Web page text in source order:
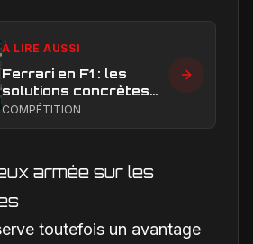
À LIRE AUSSI
Ferrari en F1 : les
solutions concrètes
pour combler son
COMPÉTITION
armée sur les
toutefois un avantage